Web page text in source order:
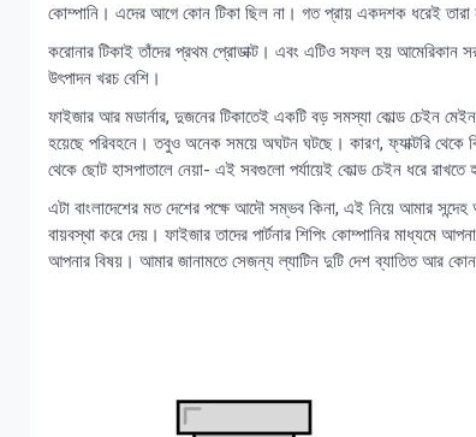
কোম্পানি। এদের আগে কোন টিকা ছিল না। গত প্রায় একদশক ধরেই তারা
করোনার টিকাই তাঁদের প্রথম প্রোডাক্ট। এবং এটিও সফল হয় আমেরিকান
উৎপাদন খরচ বেশি।
ফাইজার আর মডার্নার, দুজনের টিকাতেই একটি বড় সমস্যা কোল্ড চেইন
হয়েছে পরিবহনে। তবুও অনেক সময়ে অঘটন ঘটছে। কারণ, ফ্যাক্টরি থেকে
থেকে ছোট হাসপাতালে নেয়া- এই সবগুলো পর্যায়েই কোল্ড চেইন ধরে রাখতে
এটা বাংলাদেশের মত দেশের পক্ষে আদৌ সম্ভব কিনা, এই নিয়ে আমার
বায়বস্থা করে দেয়। ফাইজার তাদের পার্টনার শিপিং কোম্পানির মাধ্যমে
আপনার বিষয়। আমার জানামতে সেজন্য ল্যাটিন দুটি দেশ ব্যাতিত আর